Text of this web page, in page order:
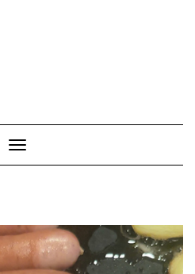
Toggle Navigation